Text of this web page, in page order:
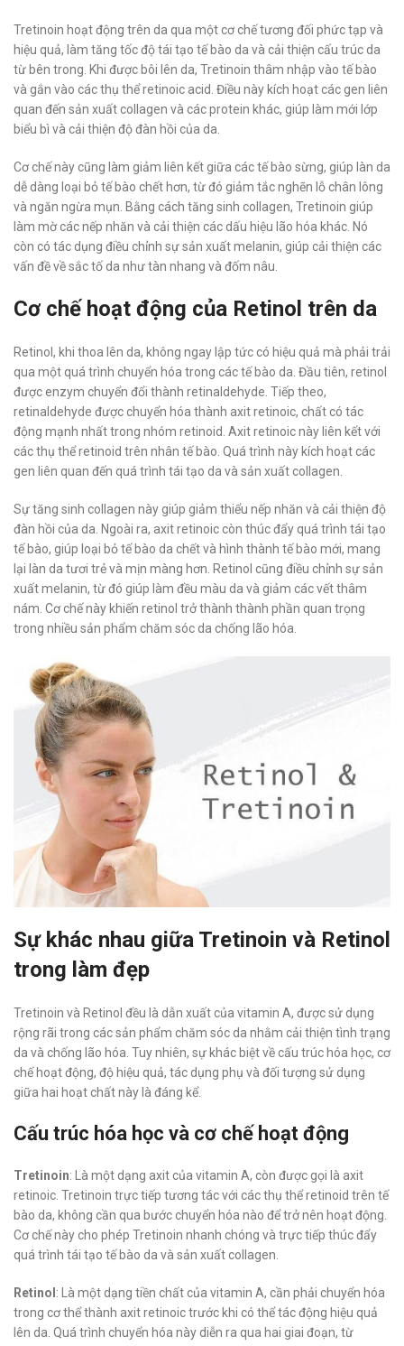
Tretinoin hoạt động trên da qua một cơ chế tương đối phức tạp và
hiệu quả, làm tăng tốc độ tái tạo tế bào da và cải thiện cấu trúc da
từ bên trong. Khi được bôi lên da, Tretinoin thâm nhập vào tế bào
và gắn vào các thụ thể retinoic acid. Điều này kích hoạt các gen liên
quan đến sản xuất collagen và các protein khác, giúp làm mới lớp
biểu bì và cải thiện độ đàn hồi của da.
Cơ chế này cũng làm giảm liên kết giữa các tế bào sừng, giúp làn da
dễ dàng loại bỏ tế bào chết hơn, từ đó giảm tắc nghẽn lỗ chân lông
và ngăn ngừa mụn. Bằng cách tăng sinh collagen, Tretinoin giúp
làm mờ các nếp nhăn và cải thiện các dấu hiệu lão hóa khác. Nó
còn có tác dụng điều chỉnh sự sản xuất melanin, giúp cải thiện các
vấn đề về sắc tố da như tàn nhang và đốm nâu.
Cơ chế hoạt động của Retinol trên da
Retinol, khi thoa lên da, không ngay lập tức có hiệu quả mà phải trải
qua một quá trình chuyển hóa trong các tế bào da. Đầu tiên, retinol
được enzym chuyển đổi thành retinaldehyde. Tiếp theo,
retinaldehyde được chuyển hóa thành axit retinoic, chất có tác
động mạnh nhất trong nhóm retinoid. Axit retinoic này liên kết với
các thụ thể retinoid trên nhân tế bào. Quá trình này kích hoạt các
gen liên quan đến quá trình tái tạo da và sản xuất collagen.
Sự tăng sinh collagen này giúp giảm thiểu nếp nhăn và cải thiện độ
đàn hồi của da. Ngoài ra, axit retinoic còn thúc đẩy quá trình tái tạo
tế bào, giúp loại bỏ tế bào da chết và hình thành tế bào mới, mang
lại làn da tươi trẻ và mịn màng hơn. Retinol cũng điều chỉnh sự sản
xuất melanin, từ đó giúp làm đều màu da và giảm các vết thâm
nám. Cơ chế này khiến retinol trở thành thành phần quan trọng
trong nhiều sản phẩm chăm sóc da chống lão hóa.
Sự khác nhau giữa Tretinoin và Retinol
trong làm đẹp
Tretinoin và Retinol đều là dẫn xuất của vitamin A, được sử dụng
rộng rãi trong các sản phẩm chăm sóc da nhằm cải thiện tình trạng
da và chống lão hóa. Tuy nhiên, sự khác biệt về cấu trúc hóa học, cơ
chế hoạt động, độ hiệu quả, tác dụng phụ và đối tượng sử dụng
giữa hai hoạt chất này là đáng kể.
Cấu trúc hóa học và cơ chế hoạt động
Tretinoin: Là một dạng axit của vitamin A, còn được gọi là axit
retinoic. Tretinoin trực tiếp tương tác với các thụ thể retinoid trên tế
bào da, không cần qua bước chuyển hóa nào để trở nên hoạt động.
Cơ chế này cho phép Tretinoin nhanh chóng và trực tiếp thúc đẩy
quá trình tái tạo tế bào da và sản xuất collagen.
Retinol : Là một dạng tiền chất của vitamin A, cần phải chuyển hóa
trong cơ thể thành axit retinoic trước khi có thể tác động hiệu quả
lên da. Quá trình chuyển hóa này diễn ra qua hai giai đoạn, từ